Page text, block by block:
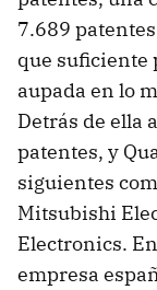
7.689
que suficiente
aupada en lo
Detrás de ella
patentes, y
siguientes
Mitsubishi
Electronics.
empresa